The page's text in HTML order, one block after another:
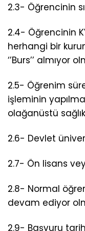
2.3- Öğrencinin
2.4- Öğrencinin
herhangi bir
‘’Burs’’ almıyor
2.5- Öğrenim
işleminin
olağanüstü
2.6- Devlet
2.7- Ön lisans
2.8- Normal
devam ediyor
2.9- Başvuru